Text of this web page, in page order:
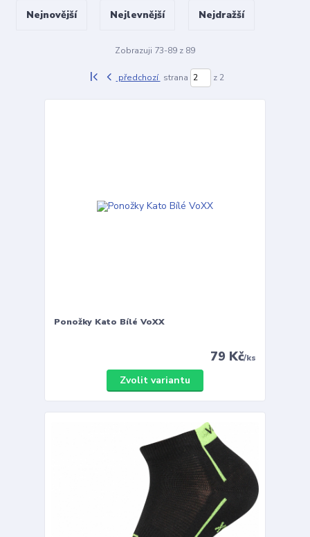
Nejnovější Nejlevnější Nejdražší
Zobrazuji 73-89 z 89
předchozí strana z 2
Ponožky Kato Bílé VoXX
79 Kč/ks
Zvolit variantu